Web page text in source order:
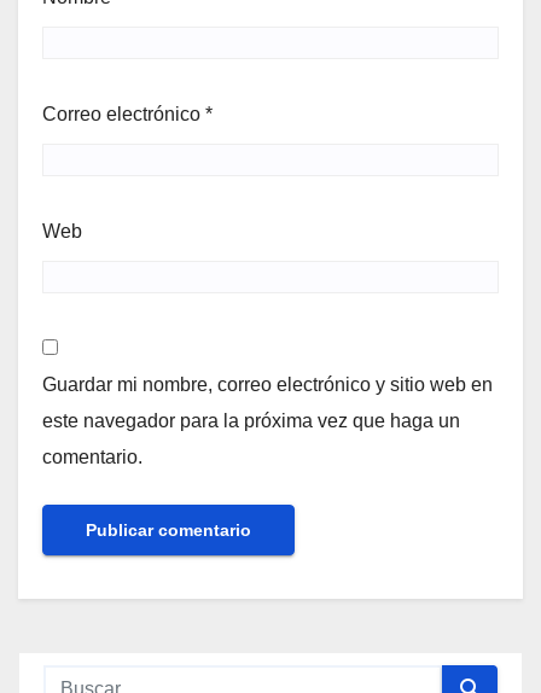
Correo electrónico *
Web
Guardar mi nombre, correo electrónico y sitio web en
este navegador para la próxima vez que haga un
comentario.